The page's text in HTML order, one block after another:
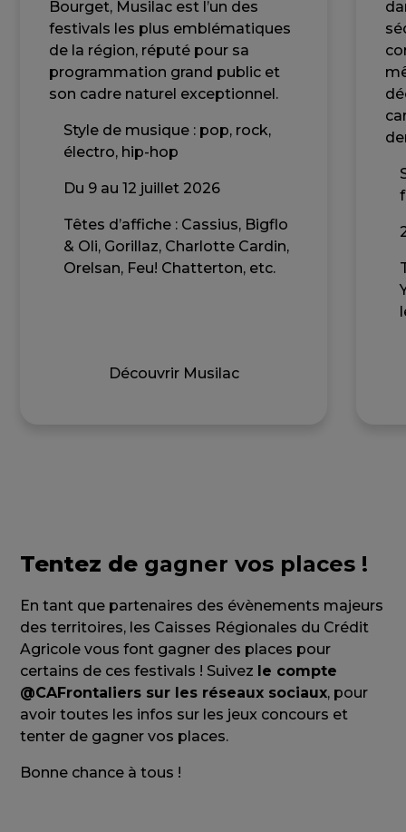
Bourget, Musilac est l’un des
festivals les plus emblématiques
de la région, réputé pour sa
programmation grand public et
son cadre naturel exceptionnel.
Style de musique : pop, rock,
électro, hip-hop
Du 9 au 12 juillet 2026
Têtes d’affiche : Cassius, Bigflo
& Oli, Gorillaz, Charlotte Cardin,
Orelsan, Feu! Chatterton, etc.
Découvrir Musilac
Tentez de gagner vos places !
En tant que partenaires des évènements majeurs
des territoires, les Caisses Régionales du Crédit
Agricole vous font gagner des places pour
certains de ces festivals ! Suivez le compte
@CAFrontaliers sur les réseaux sociaux, pour
avoir toutes les infos sur les jeux concours et
tenter de gagner vos places.
Bonne chance à tous !